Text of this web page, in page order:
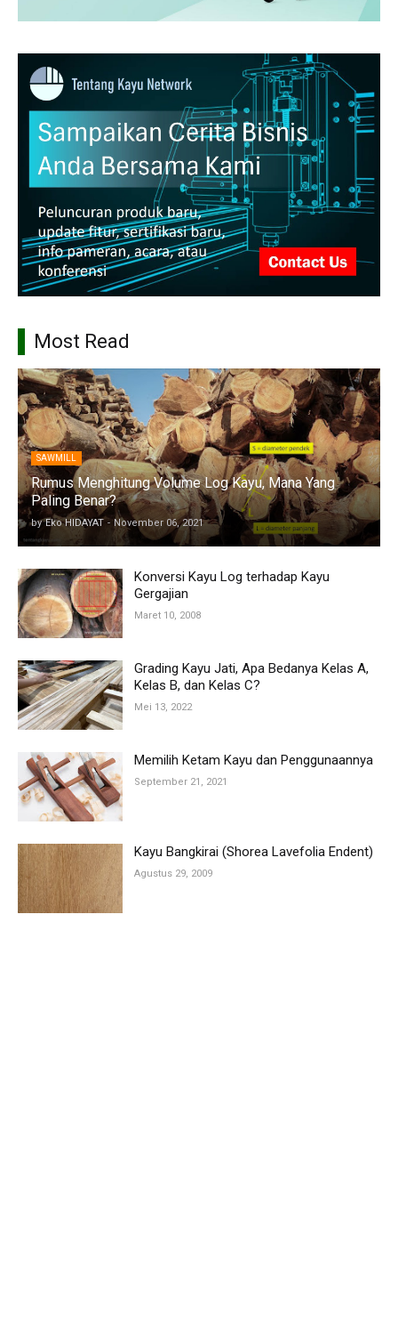
Most Read
SAWMILL
Rumus Menghitung Volume Log Kayu, Mana Yang
Paling Benar?
by Eko HIDAYAT - November 06, 2021
Konversi Kayu Log terhadap Kayu
Gergajian
Maret 10, 2008
Grading Kayu Jati, Apa Bedanya Kelas A,
Kelas B, dan Kelas C?
Mei 13, 2022
Memilih Ketam Kayu dan Penggunaannya
September 21, 2021
Kayu Bangkirai (Shorea Lavefolia Endent)
Agustus 29, 2009